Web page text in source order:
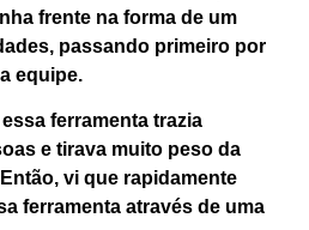
frente na forma de um
passando primeiro por
equipe.
ferramenta trazia
e tirava muito peso da
vi que rapidamente
ferramenta através de uma